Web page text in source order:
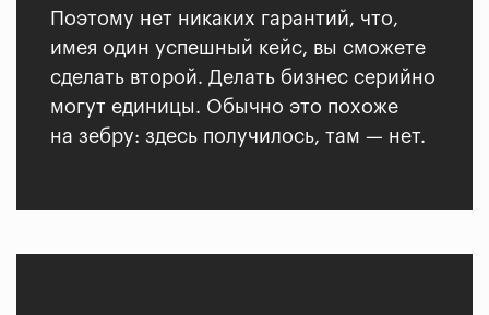
Поэтому нет никаких гарантий, что,
имея один успешный кейс, вы сможете
сделать второй. Делать бизнес серийно
могут единицы. Обычно это похоже
на зебру: здесь получилось, там — нет.